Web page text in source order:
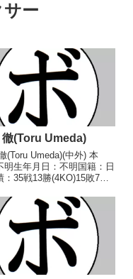
ー
徹(Toru Umeda)
(Toru Umeda)(中外) 本
明生年月日：不明国籍：日
：35戦13勝(4KO)15敗7
04/01 ●4R判定 (採点
中島 信男(ピストン堀
04/03...